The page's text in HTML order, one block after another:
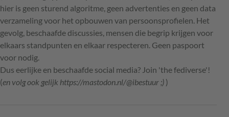
hier is geen sturend algoritme, geen advertenties en geen data
verzameling voor het opbouwen van persoonsprofielen. Het
gevolg, beschaafde discussies, mensen die begrip krijgen voor
elkaars standpunten en elkaar respecteren. Geen paspoort
voor nodig.
Dus eerlijke en beschaafde social media? Join 'the fediverse'!
(en volg ook gelijk https://mastodon.nl/@ibestuur ;) )